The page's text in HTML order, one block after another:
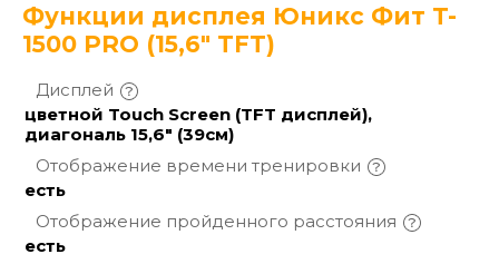
Функции дисплея Юникс Фит T-
1500 PRO (15,6" TFT)
Дисплей
цветной Touch Screen (TFT дисплей),
диагональ 15,6" (39см)
Отображение времени тренировки
есть
Отображение пройденного расстояния
есть